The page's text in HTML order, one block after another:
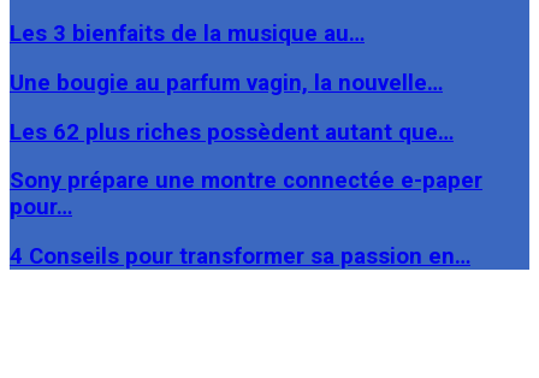
Les 3 bienfaits de la musique au…
Une bougie au parfum vagin, la nouvelle…
Les 62 plus riches possèdent autant que…
Sony prépare une montre connectée e-paper
pour…
4 Conseils pour transformer sa passion en…